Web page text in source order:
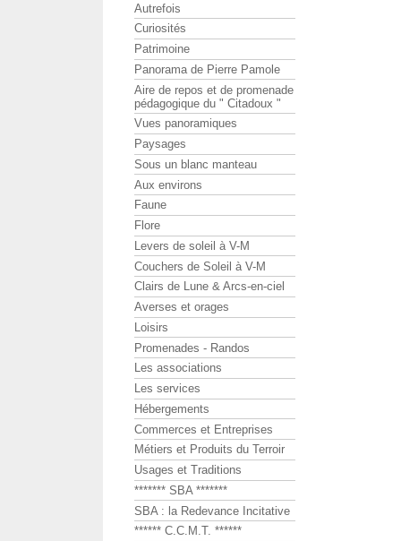
Autrefois
Curiosités
Patrimoine
Panorama de Pierre Pamole
Aire de repos et de promenade
pédagogique du " Citadoux "
Vues panoramiques
Paysages
Sous un blanc manteau
Aux environs
Faune
Flore
Levers de soleil à V-M
Couchers de Soleil à V-M
Clairs de Lune & Arcs-en-ciel
Averses et orages
Loisirs
Promenades - Randos
Les associations
Les services
Hébergements
Commerces et Entreprises
Métiers et Produits du Terroir
Usages et Traditions
******* SBA *******
SBA : la Redevance Incitative
****** C.C.M.T. ******